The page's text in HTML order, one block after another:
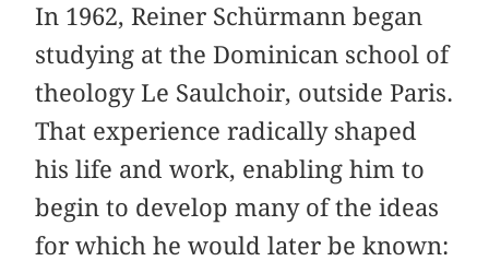
In 1962, Reiner Schürmann began
studying at the Dominican school of
theology Le Saulchoir, outside Paris.
That experience radically shaped
his life and work, enabling him to
begin to develop many of the ideas
for which he would later be known: